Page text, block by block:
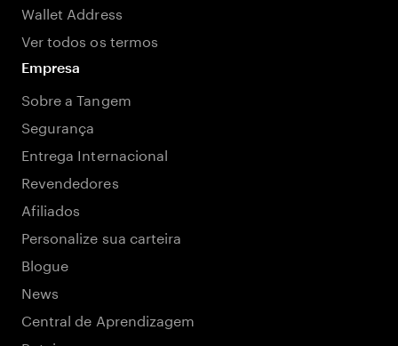
Wallet Address
Ver todos os termos
Empresa
Sobre a Tangem
Segurança
Entrega Internacional
Revendedores
Afiliados
Personalize sua carteira
Blogue
News
Central de Aprendizagem